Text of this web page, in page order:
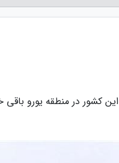
کشور در منطقه یورو باقی